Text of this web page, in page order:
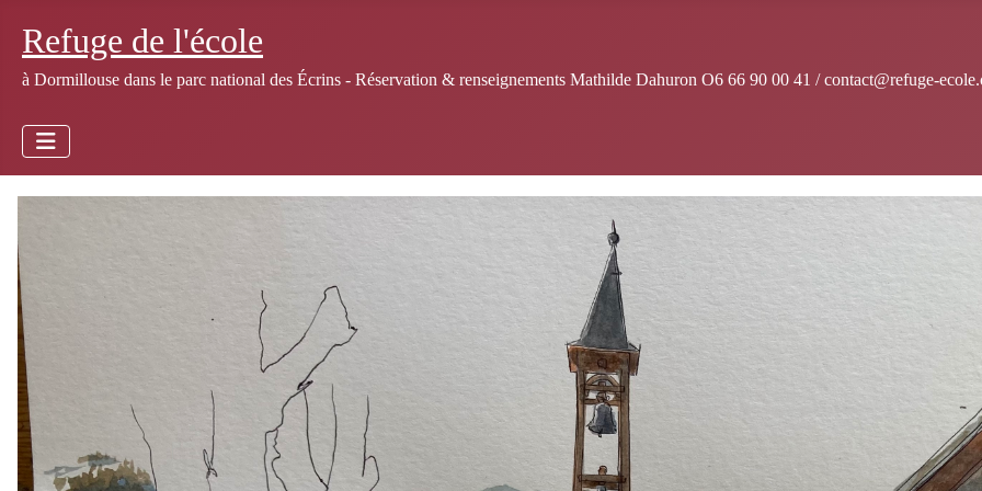
Refuge de l'école
à Dormillouse dans le parc national des Écrins - Réservation & renseignements Mathilde Dahuron O6 66 90 00 41 / contact@refuge-